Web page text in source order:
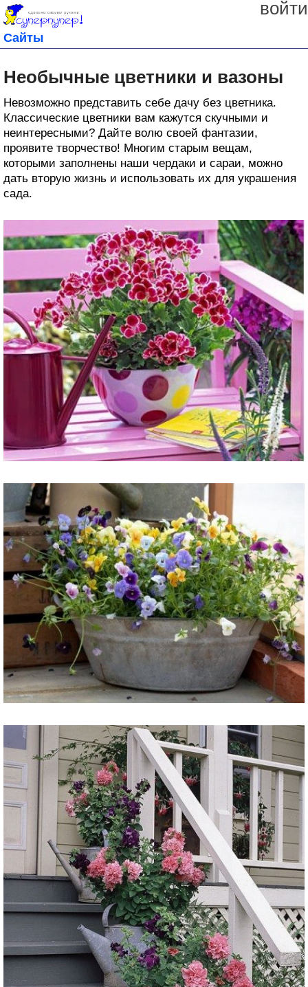
войти
Сайты
Необычные цветники и вазоны
Невозможно представить себе дачу без цветника.
Классические цветники вам кажутся скучными и
неинтересными? Дайте волю своей фантазии,
проявите творчество! Многим старым вещам,
которыми заполнены наши чердаки и сараи, можно
дать вторую жизнь и использовать их для украшения
сада.